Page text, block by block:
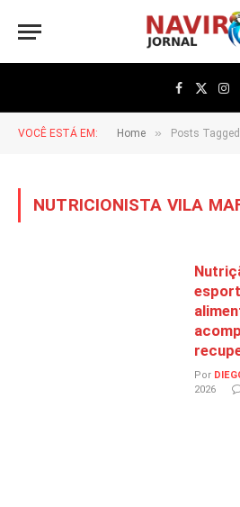
Facebook
X
VOCÊ ESTÁ EM: Home » Posts
NUTRICIONISTA VILA
Por
2026